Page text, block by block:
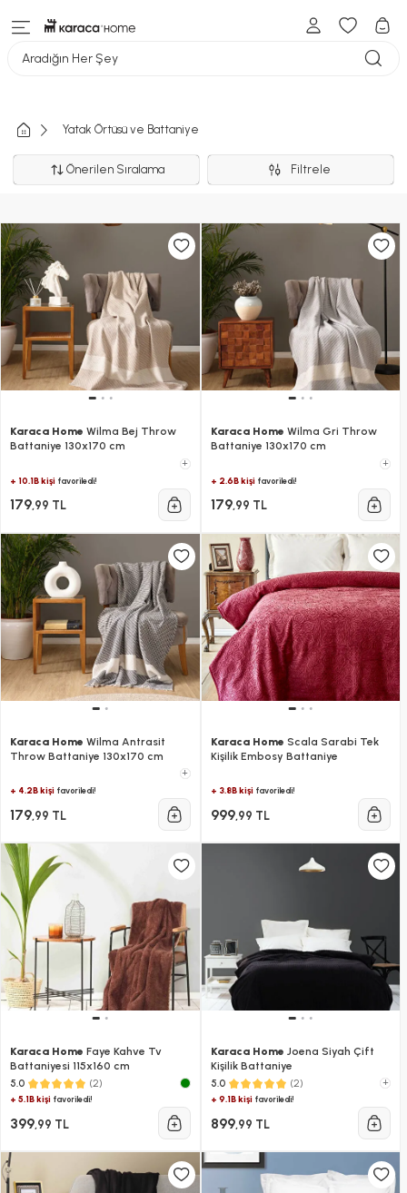
Aradığın Her Şey
Yatak Örtüsü ve Battaniye
Önerilen Sıralama Filtrele
Karaca Home Wilma Bej Throw
Battaniye 130x170 cm
+
+ 10.1B kişi favoriledi!
179,99 TL
Karaca Home Wilma Gri Throw
Battaniye 130x170 cm
+
+ 2.6B kişifavoriledi!
179,99 TL
Karaca Home Wilma Antrasit
Throw Battaniye 130x170 cm
+
+ 4.2B kişi favoriledi!
179,99 TL
Karaca Home Scala Sarabi Tek
Kişilik Embosy Battaniye
+ 3.8B kişifavoriledi!
999,99 TL
Karaca Home Faye Kahve Tv
Battaniyesi 115x160 cm
5.0 (2)
+ 5.1B kişi favoriledi!
399,99 TL
Karaca Home Joena Siyah Çift
Kişilik Battaniye
5.0 (2)
+
+ 9.1B kişifavoriledi!
899,99 TL